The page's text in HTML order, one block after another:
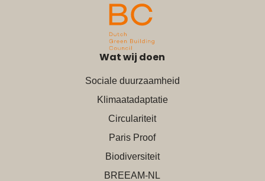
Wat wij doen
Sociale duurzaamheid
Klimaatadaptatie
Circulariteit
Paris Proof
Biodiversiteit
BREEAM-NL